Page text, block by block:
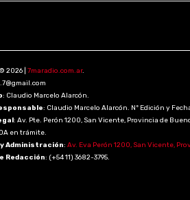
2026 | 7maradio.com.ar.
: Claudio Marcelo Alarcón.
: Claudio Marcelo Alarcón. Nº Edición y
: Av. Pte. Perón 1200, San Vicente, Provincia de
en trámite.
Administración: Av. Eva Perón 1200, San Vicente,
Redacción: (+54 11) 3682-3795.